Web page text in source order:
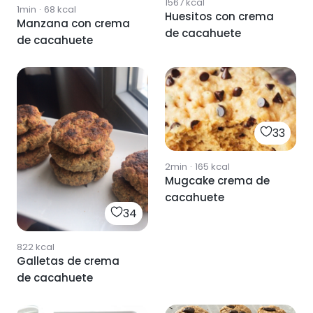
1min · 68 kcal
Manzana con crema
de cacahuete
Huesitos con crema
de cacahuete
34
822kcal
Galletas de crema
de cacahuete
33
2min · 165 kcal
Mugcake crema de
cacahuete